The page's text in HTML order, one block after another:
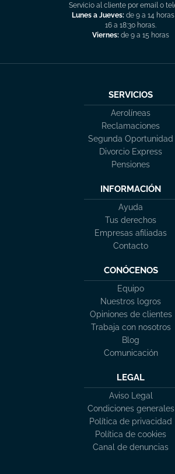
Servicio al cliente por email o
Lunes a Jueves:de 9 a 14
16 a 18:30 horas.
Viernes: de 9 a 15 horas
SERVICIOS
Aerolíneas
Reclamaciones
Segunda Oportunidad
Divorcio Express
Pensiones
INFORMACIÓN
Ayuda
Tus derechos
Empresas afiliadas
Contacto
CONÓCENOS
Equipo
Nuestros logros
Opiniones de clientes
Trabaja con nosotros
Blog
Comunicación
LEGAL
Aviso Legal
Condiciones generales
Política de privacidad
Política de cookies
Canal de denuncias